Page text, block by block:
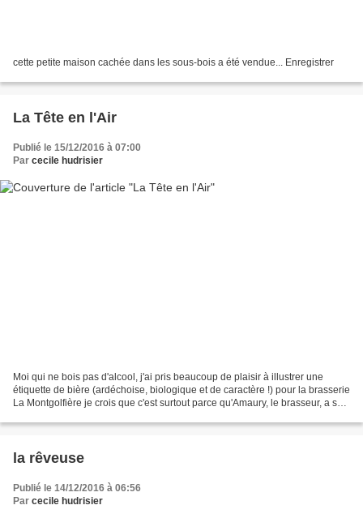
cette petite maison cachée dans les sous-bois a été vendue... Enregistrer
La Tête en l'Air
Publié le 15/12/2016 à 07:00
Par cecile hudrisier
Moi qui ne bois pas d'alcool, j'ai pris beaucoup de plaisir à illustrer une
étiquette de bière (ardéchoise, biologique et de caractère !) pour la brasserie
La Montgolfière je crois que c'est surtout parce qu'Amaury, le brasseur, a su
la rêveuse
Publié le 14/12/2016 à 06:56
Par cecile hudrisier